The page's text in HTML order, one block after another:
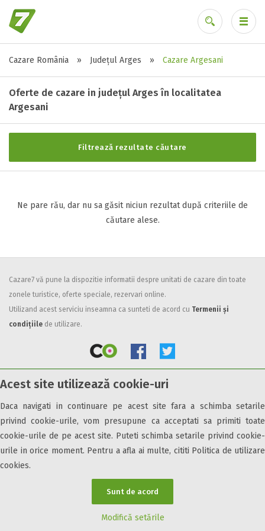
Acest site utilizează cookie-uri
Daca navigati in continuare pe acest site fara a schimba setarile
privind cookie-urile, vom presupune ca acceptati sa primiti toate
cookie-urile de pe acest site. Puteti schimba setarile privind cookie-
urile in orice moment. Pentru a afla ai multe, cititi Politica de utilizare
cookies.
Sunt de acord
Modifică setările
Cazare România » Județul Arges » Cazare Argesani
Oferte de cazare in județul Arges în localitatea
Argesani
Filtrează rezultate căutare
Stele / margarete
Neclasificat
1 stea / margareta
3 stele / margarete
4 stele / margarete
Selecteaza pretul
Facilități
Internet wireless
Parcare
All inclusive
Pensiune completa
Demipensiune
Mic dejun
Accepta animale
Accepta voucher vacanta
Acces persoane cu dizabilități
Ne pare rău, dar nu sa găsit niciun rezultat după criteriile de
căutare alese.
Cazare7 vă pune la dispozitie informatii despre unitati de cazare din toate
zonele turistice, oferte speciale, rezervari online.
Utilizand acest serviciu inseamna ca sunteti de acord cu Termenii și
condițiile de utilizare.
Obiective turistice Informații utile Parteneri Cazare7 Harta Cazare7